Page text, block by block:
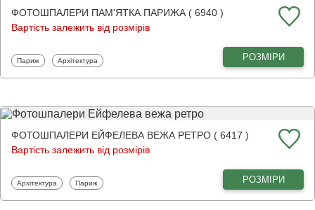
ФОТОШПАЛЕРИ ПАМ'ЯТКА ПАРИЖА ( 6940 )
Вартість залежить від розмірів
Фотошпалери
Париж Фотошпалери
Архітектура РОЗМІРИ
ФОТОШПАЛЕРИ ЕЙФЕЛЕВА ВЕЖА РЕТРО ( 6417 )
Вартість залежить від розмірів
Фотошпалери
Архітектура Фотошпалери
Париж РОЗМІРИ